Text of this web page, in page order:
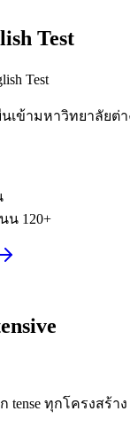
Test
Test
เข้ามหาวิทยาลัยต่า
น 120+
tense ทุกโครงสร้